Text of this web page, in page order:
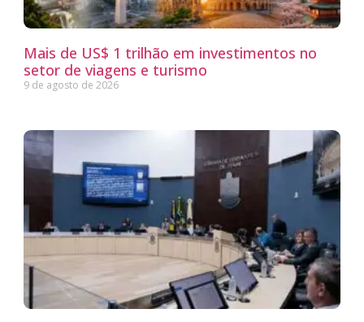
Mais de US$ 1 trilhão em investimentos no
setor de viagens e turismo
9 de agosto de 2026